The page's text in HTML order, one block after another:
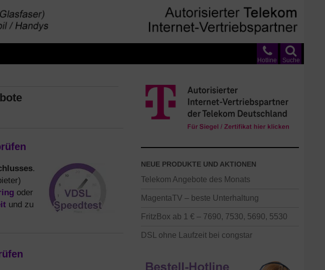
Suche
Hotline
.
oder
und zu
NEUE PRODUKTE UND AKTIONEN
Telekom Angebote des Monats
MagentaTV – beste Unterhaltung
FritzBox ab 1 € – 7690, 7530, 5690, 5530
DSL ohne Laufzeit bei congstar